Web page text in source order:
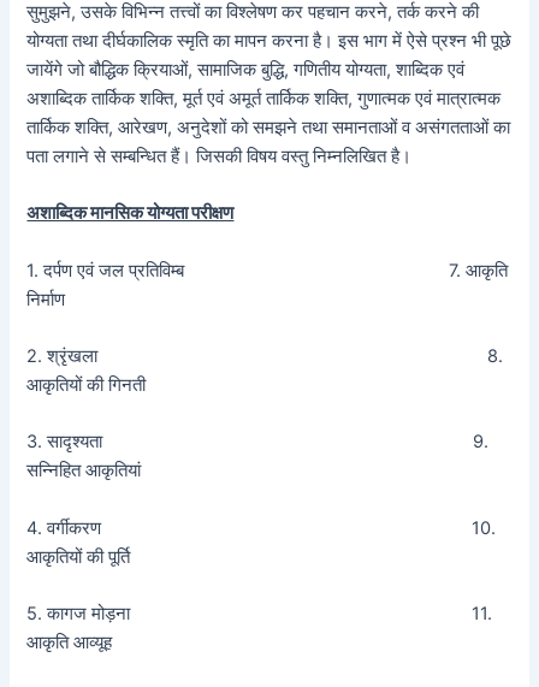
सुमुझने, उसके विभिन्न तत्त्वों का विश्लेषण कर पहचान करने, तर्क करने की
योग्यता तथा दीर्घकालिक स्मृति का मापन करना है। इस भाग में ऐसे प्रश्न भी पूछे
जायेंगे जो बौद्धिक क्रियाओं, सामाजिक बुद्धि, गणितीय योग्यता, शाब्दिक एवं
अशाब्दिक तार्किक शक्ति, मूर्त एवं अमूर्त तार्किक शक्ति, गुणात्मक एवं मात्रात्मक
तार्किक शक्ति, आरेखण, अनुदेशों को समझने तथा समानताओं व असंगतताओं का
पता लगाने से सम्बन्धित हैं। जिसकी विषय वस्तु निम्नलिखित है।
अशाब्दिक मानसिक योग्यता परीक्षण
1. दर्पण एवं जल प्रतिविम्ब 7. आकृति
निर्माण
2. श्रृंखला 8.
आकृतियों की गिनती
3. सादृश्यता 9.
सन्निहित आकृतियां
4. वर्गीकरण 10.
आकृतियों की पूर्ति
5. कागज मोड़ना 11.
आकृति आव्यूह